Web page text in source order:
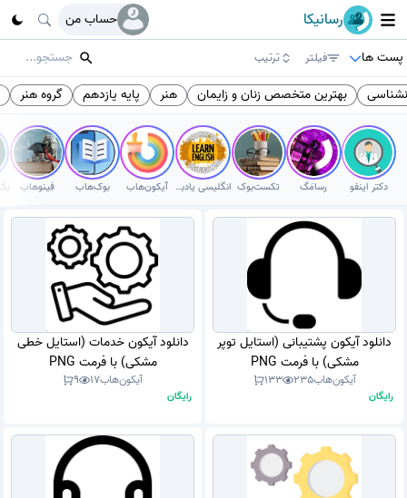
رسانیکا
حساب من
پست ها
فیلتر ترتیب
بهترین متخصص زنان و زایمان هنر پایه یازدهم گروه هنر
دکتر اینفو رسامَگ تکست‌بوک انگلیسی یادبگیر آیکون‌هاب بوک‌هاب فینوهاب
دانلود آیکون پشتیبانی (استایل توپر
مشکی) با فرمت PNG
آیکون‌هاب235
133
رایگان
دانلود آیکون خدمات (استایل خطی
مشکی) با فرمت PNG
آیکون‌هاب17
9
رایگان